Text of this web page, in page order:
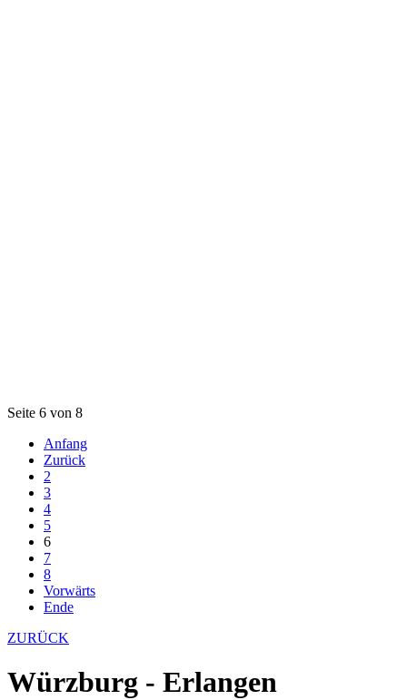
Seite 6 von 8
Anfang
Zurück
2
3
4
5
6
7
8
Vorwärts
Ende
ZURÜCK
Würzburg - Erlangen